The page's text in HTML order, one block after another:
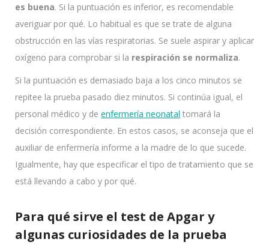
es buena. Si la puntuación es inferior, es recomendable
averiguar por qué. Lo habitual es que se trate de alguna
obstrucción en las vías respiratorias. Se suele aspirar y aplicar
oxígeno para comprobar si la respiración se normaliza.
Si la puntuación es demasiado baja a los cinco minutos se
repitee la prueba pasado diez minutos. Si continúa igual, el
personal médico y de enfermería neonatal tomará la
decisión correspondiente. En estos casos, se aconseja que el
auxiliar de enfermería informe a la madre de lo que sucede.
Igualmente, hay que especificar el tipo de tratamiento que se
está llevando a cabo y por qué.
Para qué sirve el test de Apgar y
algunas curiosidades de la prueba